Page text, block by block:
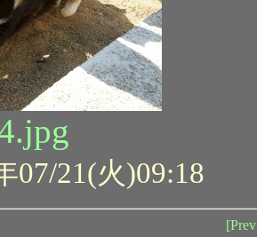
07/21(火)09:18